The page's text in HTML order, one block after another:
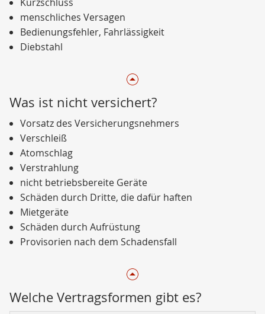
menschliches Versagen
Bedienungsfehler, Fahrlässigkeit
Diebstahl
Was ist nicht versichert?
Vorsatz des Versicherungsnehmers
Verschleiß
Atomschlag
Verstrahlung
nicht betriebsbereite Geräte
Schäden durch Dritte, die dafür haften
Mietgeräte
Schäden durch Aufrüstung
Provisorien nach dem Schadensfall
Welche Vertragsformen gibt es?